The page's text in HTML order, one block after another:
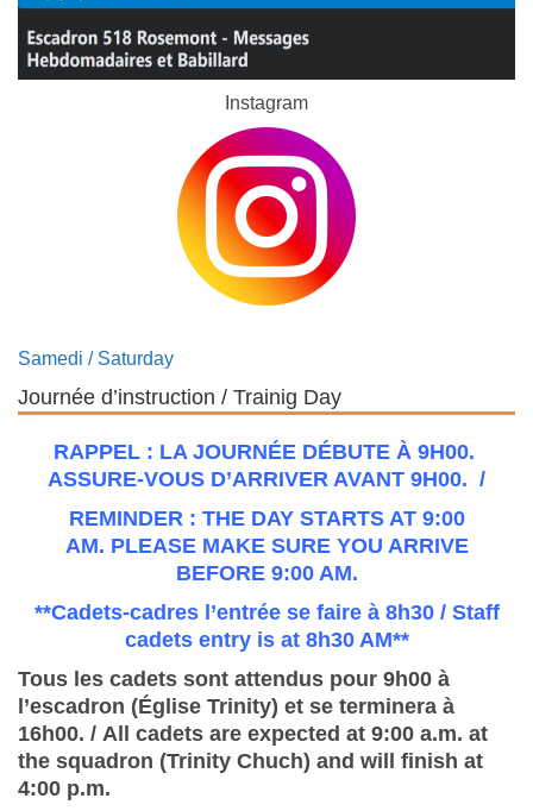
Instagram
Samedi / Saturday
Journée d’instruction / Trainig Day
RAPPEL : LA JOURNÉE DÉBUTE À 9H00.
ASSURE-VOUS D’ARRIVER AVANT 9H00. /
REMINDER : THE DAY STARTS AT 9:00
AM. PLEASE MAKE SURE YOU ARRIVE
BEFORE 9:00 AM.
**Cadets-cadres l’entrée se faire à 8h30 / Staff
cadets entry is at 8h30 AM**
Tous les cadets sont attendus pour 9h00 à
l’escadron (Église Trinity) et se terminera à
16h00. / All cadets are expected at 9:00 a.m. at
the squadron (Trinity Chuch) and will finish at
4:00 p.m.